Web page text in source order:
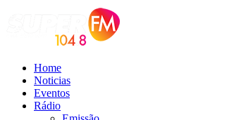
Home
Noticias
Eventos
Rádio